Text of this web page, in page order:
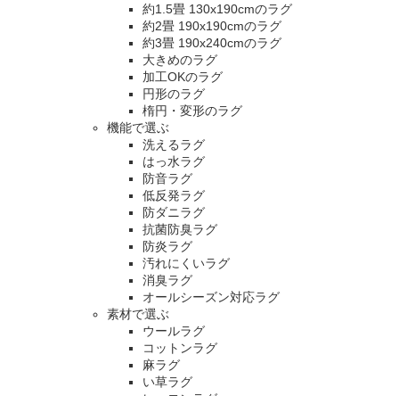
約1.5畳 130x190cmのラグ
約2畳 190x190cmのラグ
約3畳 190x240cmのラグ
大きめのラグ
加工OKのラグ
円形のラグ
楕円・変形のラグ
機能で選ぶ
洗えるラグ
はっ水ラグ
防音ラグ
低反発ラグ
防ダニラグ
抗菌防臭ラグ
防炎ラグ
汚れにくいラグ
消臭ラグ
オールシーズン対応ラグ
素材で選ぶ
ウールラグ
コットンラグ
麻ラグ
い草ラグ